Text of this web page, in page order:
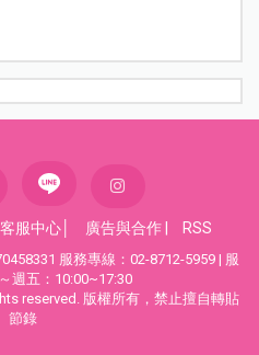
客服中心 廣告與合作 RSS
服務專線：02-8712-5959 | 服
週五：10:00~17:30
reserved. 版權所有，禁止擅自轉貼
節錄